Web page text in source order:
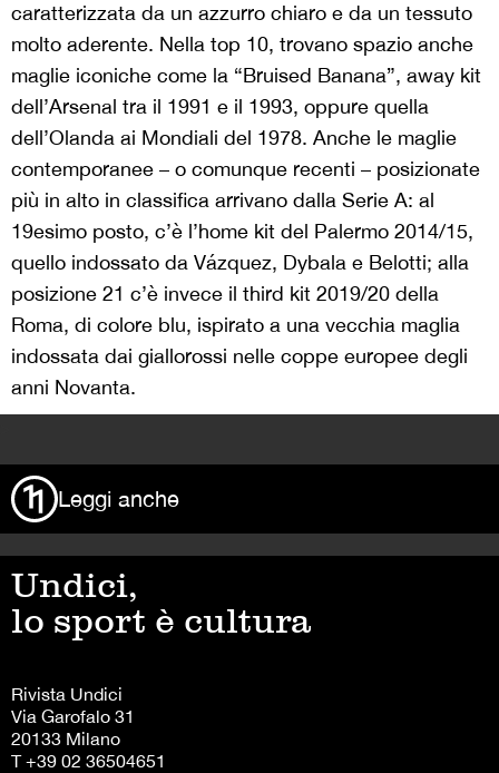
caratterizzata da un azzurro chiaro e da un tessuto
molto aderente. Nella top 10, trovano spazio anche
maglie iconiche come la “Bruised Banana”, away kit
dell’Arsenal tra il 1991 e il 1993, oppure quella
dell’Olanda ai Mondiali del 1978. Anche le maglie
contemporanee – o comunque recenti – posizionate
più in alto in classifica arrivano dalla Serie A: al
19esimo posto, c’è l’home kit del Palermo 2014/15,
quello indossato da Vázquez, Dybala e Belotti; alla
posizione 21 c’è invece il third kit 2019/20 della
Roma, di colore blu, ispirato a una vecchia maglia
indossata dai giallorossi nelle coppe europee degli
anni Novanta.
Leggi anche
Undici,
lo sport è cultura
Rivista Undici
Via Garofalo 31
20133 Milano
T +39 02 36504651